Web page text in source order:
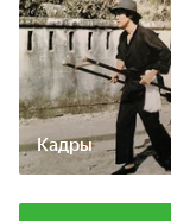
пошевелят, чтобы
кулак ярости.
Кадры